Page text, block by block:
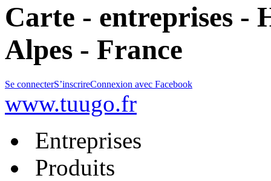
Carte - entreprises -
Alpes - France
Se connecterS’inscrireConnexion avec Facebook
www.tuugo.fr
Entreprises
Produits